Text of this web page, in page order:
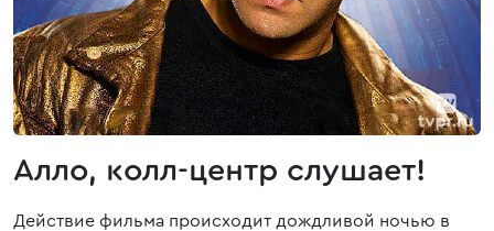
Алло, колл-центр слушает!
Действие фильма происходит дождливой ночью в